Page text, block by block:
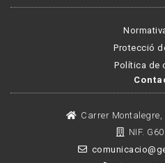
Protecció
Política de
Carrer Montalegre,
NIF.